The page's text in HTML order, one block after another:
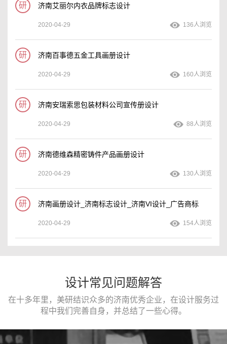
研 济南艾丽尔内衣品牌标志设计
2020-04-29 136人浏览
研 济南百事德五金工具画册设计
2020-04-29 160人浏览
研 济南安瑞索思包装材料公司宣传册设计
2020-04-29 88人浏览
研 济南德维森精密铸件产品画册设计
2020-04-29 130人浏览
研 济南画册设计_济南标志设计_济南VI设计_广告商标
2020-04-29 154人浏览
设计常见问题解答
在十多年里，美研结识众多的济南优秀企业，在设计服务过
程中我们完善自身，并总结了一些心得。